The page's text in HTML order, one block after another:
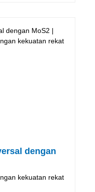
dengan
kekuatan rekat